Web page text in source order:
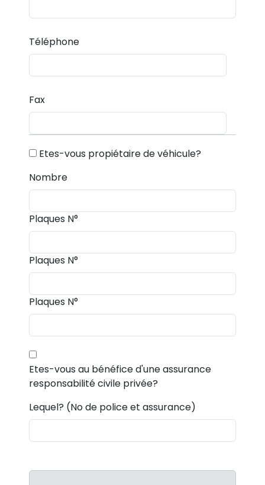
Téléphone
Fax
Etes-vous propiétaire de véhicule?
Nombre
Plaques N°
Plaques N°
Plaques N°
Etes-vous au bénéfice d'une assurance
responsabilité civile privée?
Lequel? (No de police et assurance)